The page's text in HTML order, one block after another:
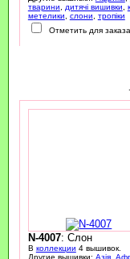
тварини
дитячі вишивки
метелики
слони
тропіки
Отметить для заказа
N-4007: Слон
В коллекции 4 вышивок.
Другие вышивки: Азія,